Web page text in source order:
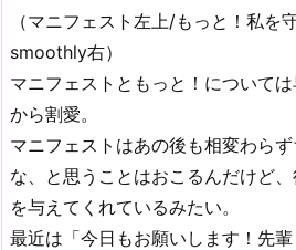
（マニフェスト左上/もっと！私を
smoothly右）
マニフェストともっと！について
から割愛。
マニフェストはあの後も相変わら
な、と思うことはおこるんだけど
を与えてくれているみたい。
最近は「今日もお願いします！先